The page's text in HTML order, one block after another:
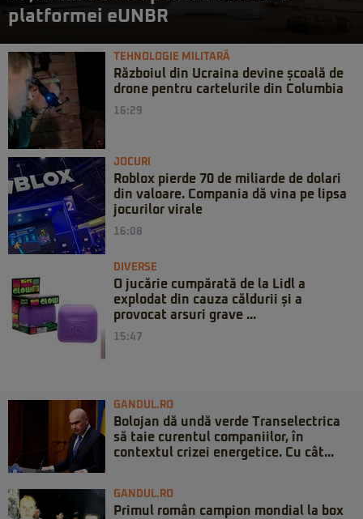
platformei eUNBR
TEHNOLOGIE MILITARĂ
Războiul din Ucraina devine școală de
drone pentru cartelurile din Columbia
16:29
JOCURI
Roblox pierde 70 de miliarde de dolari
din valoare. Compania dă vina pe lipsa
jocurilor virale
16:08
DIVERSE
O jucărie cumpărată de la Lidl a
explodat din cauza căldurii și a
provocat arsuri grave ...
15:47
GANDUL.RO
Bolojan dă undă verde Transelectrica
să taie curentul companiilor, în
contextul crizei energetice. Cu cât...
GANDUL.RO
Primul român campion mondial la box